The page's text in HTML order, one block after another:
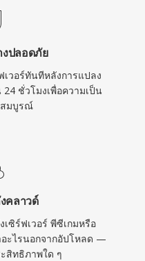
ปลอดภัย
เวอร์ทันทีหลังการแปลง
ชั่วโมงเพื่อความเป็น
สมบูรณ์
คลาวด์
ซิร์ฟเวอร์ พีซีเกมหรือ
ะไรนอกจากอัปโหลด —
สิทธิภาพใด ๆ